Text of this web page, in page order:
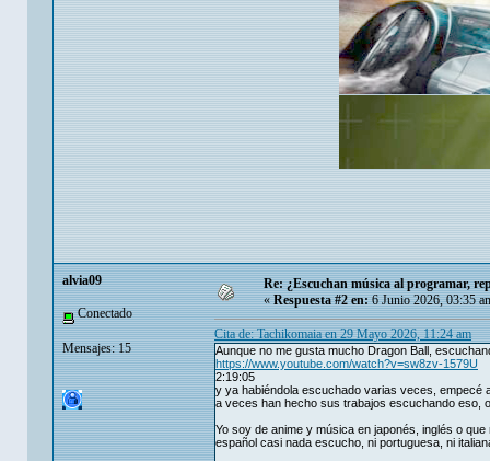
alvia09
Conectado
Mensajes: 15
Re: ¿Escuchan música al programar,
«Respuesta #2 en:6 Junio 2026, 03:35
Cita de: Tachikomaia en 29 Mayo 2026, 11:24 am
Aunque no me gusta mucho Dragon Ball,
https://www.youtube.com/watch?v=sw8zv-1579U
2:19:05
y ya habiéndola escuchado varias veces, empecé
a veces han hecho sus trabajos escuchando eso,
Yo soy de anime y música en japonés, inglés o
español casi nada escucho, ni portuguesa, ni